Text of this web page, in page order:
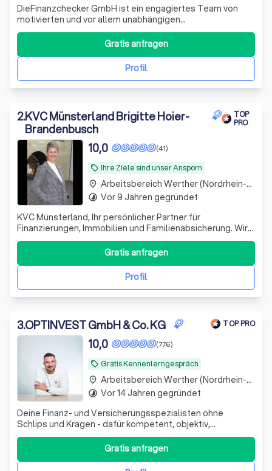
DieFinanzchecker GmbH ist ein engagiertes Team von
motivierten und vor allem unabhängigen
Finanz-/Versicherungsmaklern aus dem Münsterland. Seit
2012 bieten wir unseren Kunden individuelle und
zielorientierte Produkte an, wobei wir den Fokus auf
Transparenz und Verständlichkeit setzen. Wir sind uns
Profil
Gratis anfragen
2.KVC Münsterland Brigitte Hoier-
Brandenbusch
TOP
PRO
local_offer Ihre Ziele sind unser Ansporn
(41)
10,0
KVC Münsterland, Ihr persönlicher Partner für
Finanzierungen, Immobilien und Familienabsicherung. Wir
unterstützen unsere Kundinnen und Kunden von der
ersten Idee zum erfolgreichen Abschluss.
Profil
Gratis anfragen
place Arbeitsbereich Werther (Nordrhein-Westfalen)
timelapse Vor 9 Jahren gegründet
3.OPTINVEST GmbH & Co. KG TOP PRO
local_offer Gratis Kennenlerngespräch
(776)
10,0
Deine Finanz- und Versicherungsspezialisten ohne
Schlips und Kragen - dafür kompetent, objektiv,
zuverlässig und fair • Versicherungen, Geldanlagen und
Finanzierungen • www.optinvest-beamte.de
Gratis anfragen
place Arbeitsbereich Werther (Nordrhein-Westfalen)
timelapse Vor 14 Jahren gegründet